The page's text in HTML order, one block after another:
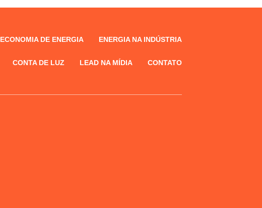
ECONOMIA DE ENERGIA ENERGIA NA INDÚSTRIA
CONTA DE LUZ LEAD NA MÍDIA CONTATO